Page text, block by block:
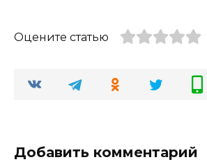
Оцените статью
Добавить комментарий